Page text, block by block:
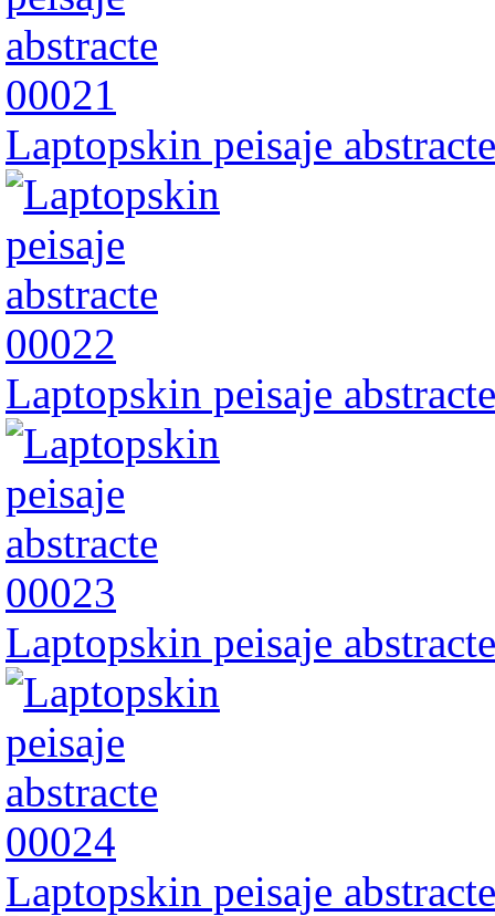
Laptopskin peisaje
Laptopskin peisaje
Laptopskin peisaje
Laptopskin peisaje